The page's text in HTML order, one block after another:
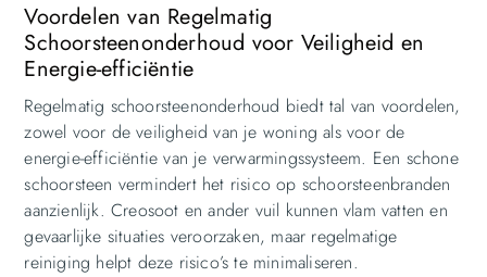
Voordelen van Regelmatig
Schoorsteenonderhoud voor Veiligheid en
Energie-efficiëntie
Regelmatig schoorsteenonderhoud biedt tal van voordelen,
zowel voor de veiligheid van je woning als voor de
energie-efficiëntie van je verwarmingssysteem. Een schone
schoorsteen vermindert het risico op schoorsteenbranden
aanzienlijk. Creosoot en ander vuil kunnen vlam vatten en
gevaarlijke situaties veroorzaken, maar regelmatige
reiniging helpt deze risico’s te minimaliseren.